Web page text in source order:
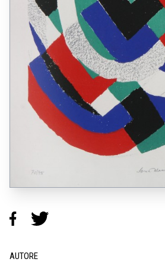
AUTORE